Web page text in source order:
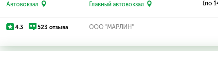
Автовокзал Главный автовокзал
(по
4.3 523 отзыва ООО "МАРЛИН"